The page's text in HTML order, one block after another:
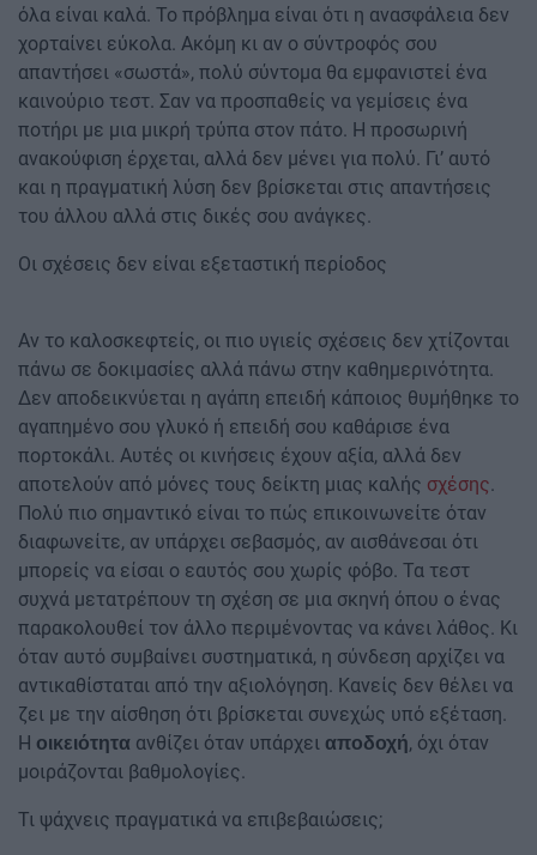
όλα είναι καλά. Το πρόβλημα είναι ότι η ανασφάλεια δεν
χορταίνει εύκολα. Ακόμη κι αν ο σύντροφός σου
απαντήσει «σωστά», πολύ σύντομα θα εμφανιστεί ένα
καινούριο τεστ. Σαν να προσπαθείς να γεμίσεις ένα
ποτήρι με μια μικρή τρύπα στον πάτο. Η προσωρινή
ανακούφιση έρχεται, αλλά δεν μένει για πολύ. Γι’ αυτό
και η πραγματική λύση δεν βρίσκεται στις απαντήσεις
του άλλου αλλά στις δικές σου ανάγκες.
Οι σχέσεις δεν είναι εξεταστική περίοδος
Αν το καλοσκεφτείς, οι πιο υγιείς σχέσεις δεν χτίζονται
πάνω σε δοκιμασίες αλλά πάνω στην καθημερινότητα.
Δεν αποδεικνύεται η αγάπη επειδή κάποιος θυμήθηκε το
αγαπημένο σου γλυκό ή επειδή σου καθάρισε ένα
πορτοκάλι. Αυτές οι κινήσεις έχουν αξία, αλλά δεν
αποτελούν από μόνες τους δείκτη μιας καλής σχέσης.
Πολύ πιο σημαντικό είναι το πώς επικοινωνείτε όταν
διαφωνείτε, αν υπάρχει σεβασμός, αν αισθάνεσαι ότι
μπορείς να είσαι ο εαυτός σου χωρίς φόβο. Τα τεστ
συχνά μετατρέπουν τη σχέση σε μια σκηνή όπου ο ένας
παρακολουθεί τον άλλο περιμένοντας να κάνει λάθος. Κι
όταν αυτό συμβαίνει συστηματικά, η σύνδεση αρχίζει να
αντικαθίσταται από την αξιολόγηση. Κανείς δεν θέλει να
ζει με την αίσθηση ότι βρίσκεται συνεχώς υπό εξέταση.
Η οικειότητα ανθίζει όταν υπάρχει αποδοχή, όχι όταν
μοιράζονται βαθμολογίες.
Τι ψάχνεις πραγματικά να επιβεβαιώσεις;